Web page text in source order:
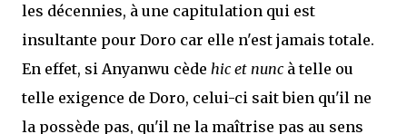
les décennies, à une capitulation qui est
insultante pour Doro car elle n'est jamais totale.
En effet, si Anyanwu cède hic et nunc à telle ou
telle exigence de Doro, celui-ci sait bien qu'il ne
la possède pas, qu'il ne la maîtrise pas au sens